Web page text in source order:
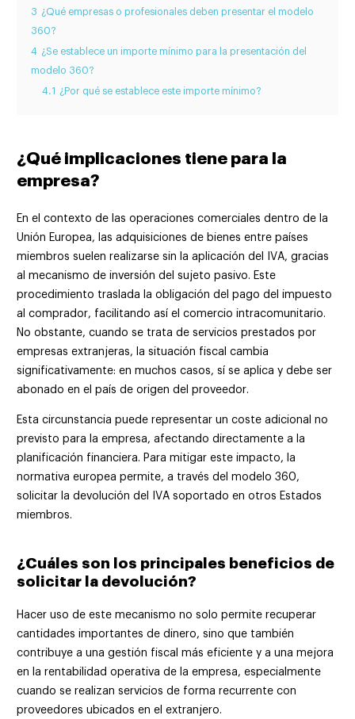
3 ¿Qué empresas o profesionales deben presentar el modelo
360?
4 ¿Se establece un importe mínimo para la presentación del
modelo 360?
4.1 ¿Por qué se establece este importe mínimo?
¿Qué implicaciones tiene para la
empresa?
En el contexto de las operaciones comerciales dentro de la
Unión Europea, las adquisiciones de bienes entre países
miembros suelen realizarse sin la aplicación del IVA, gracias
al mecanismo de inversión del sujeto pasivo. Este
procedimiento traslada la obligación del pago del impuesto
al comprador, facilitando así el comercio intracomunitario.
No obstante, cuando se trata de servicios prestados por
empresas extranjeras, la situación fiscal cambia
significativamente: en muchos casos, sí se aplica y debe ser
abonado en el país de origen del proveedor.
Esta circunstancia puede representar un coste adicional no
previsto para la empresa, afectando directamente a la
planificación financiera. Para mitigar este impacto, la
normativa europea permite, a través del modelo 360,
solicitar la devolución del IVA soportado en otros Estados
miembros.
¿Cuáles son los principales beneficios de
solicitar la devolución?
Hacer uso de este mecanismo no solo permite recuperar
cantidades importantes de dinero, sino que también
contribuye a una gestión fiscal más eficiente y a una mejora
en la rentabilidad operativa de la empresa, especialmente
cuando se realizan servicios de forma recurrente con
proveedores ubicados en el extranjero.